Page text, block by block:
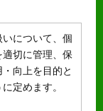
について、個
切に管理、保
向上を目的と
定めます。